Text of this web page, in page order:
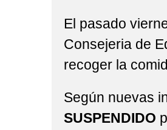
El pasado
Consejeria de
recoger la
Según nuevas
SUSPENDIDO